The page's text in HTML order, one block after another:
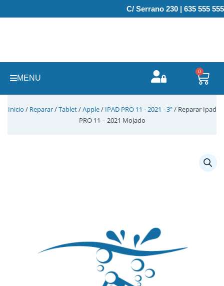
al
C/ Serrano 230 | 635 555 555
MENU
0
Inicio / Reparar/Tablet/Apple/ IPAD PRO 11 - 2021 - 3º/ Reparar Ipad
PRO 11 – 2021 Mojado